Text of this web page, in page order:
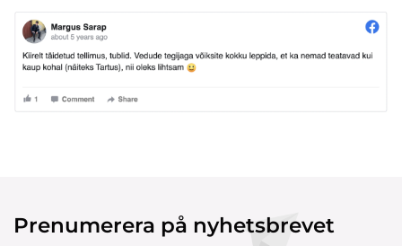
Prenumerera på nyhetsbrevet